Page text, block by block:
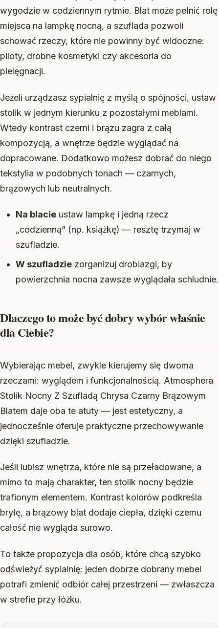
wygodzie w codziennym rytmie. Blat może pełnić rolę
miejsca na lampkę nocną, a szuflada pozwoli
schować rzeczy, które nie powinny być widoczne:
piloty, drobne kosmetyki czy akcesoria do
pielęgnacji.
Jeżeli urządzasz sypialnię z myślą o spójności, ustaw
stolik w jednym kierunku z pozostałymi meblami.
Wtedy kontrast czerni i brązu zagra z całą
kompozycją, a wnętrze będzie wyglądać na
dopracowane. Dodatkowo możesz dobrać do niego
tekstylia w podobnych tonach — czarnych,
brązowych lub neutralnych.
Na blacieustaw lampkę i jedną rzecz
„codzienną” (np. książkę) — resztę trzymaj w
szufladzie.
W szufladziezorganizuj drobiazgi, by
powierzchnia nocna zawsze wyglądała schludnie.
Dlaczego to może być dobry wybór właśnie
dla Ciebie?
Wybierając mebel, zwykle kierujemy się dwoma
rzeczami: wyglądem i funkcjonalnością. Atmosphera
Stolik Nocny Z Szufladą Chrysa Czarny Brązowym
Blatem daje oba te atuty — jest estetyczny, a
jednocześnie oferuje praktyczne przechowywanie
dzięki szufladzie.
Jeśli lubisz wnętrza, które nie są przeładowane, a
mimo to mają charakter, ten stolik nocny będzie
trafionym elementem. Kontrast kolorów podkreśla
bryłę, a brązowy blat dodaje ciepła, dzięki czemu
całość nie wygląda surowo.
To także propozycja dla osób, które chcą szybko
odświeżyć sypialnię: jeden dobrze dobrany mebel
potrafi zmienić odbiór całej przestrzeni — zwłaszcza
w strefie przy łóżku.